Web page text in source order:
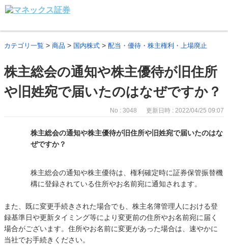
カテゴリ一覧 > 商品 > 国内株式 > 配当・優待・株主権利・上場廃止
株主総会の通知や株主優待が旧住所
や旧姓宛で届いたのはなぜですか？
No : 3048 更新日時 : 2022/04/25 09:07
株主総会の通知や株主優待が旧住所や旧姓宛で届いたのはな
ぜですか？
株主総会の通知や株主優待は、権利確定時に証券保管振替機
構に登録されている住所やお名前宛に通知されます。
また、既に変更手続きされた場合でも、株主名簿管理人における登
録基準日や更新タイミング等により変更前の住所やお名前宛に届く
場合がございます。住所やお名前に変更があった場合は、速やかに
当社でお手続きください。